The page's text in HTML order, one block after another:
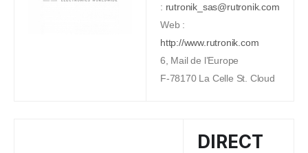
: rutronik_sas@rutronik.com
Web :
http://www.rutronik.com
6, Mail de l’Europe
F-78170 La Celle St. Cloud
DIRECT